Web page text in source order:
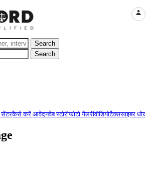
सेंटरकैसे करें आवेदनवेब स्टोरीफोटो गैलरीवीडियोटैक्ससाइबर